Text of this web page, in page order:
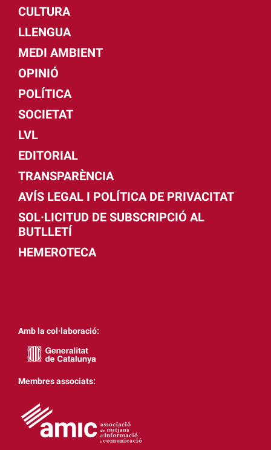
CULTURA
LLENGUA
MEDI AMBIENT
OPINIÓ
POLÍTICA
SOCIETAT
LVL
EDITORIAL
TRANSPARÈNCIA
AVÍS LEGAL I POLÍTICA DE PRIVACITAT
SOL·LICITUD DE SUBSCRIPCIÓ AL
BUTLLETÍ
HEMEROTECA
Amb la col·laboració:
Membres associats: